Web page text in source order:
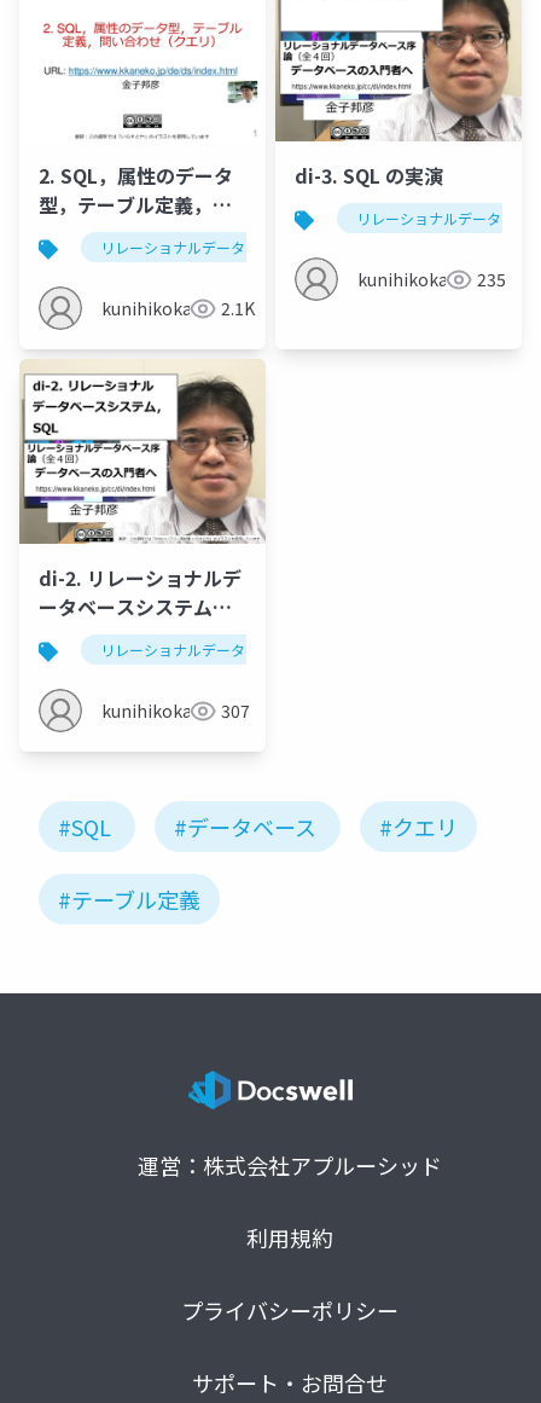
2. SQL，属性のデータ
型，テーブル定義，問
い合わせ（クエリ）
リレーショナルデータベース
kunihikokaneko2.1K
di-3. SQL の実演
リレーショナルデータベー
kunihikokaneko235
di-2. リレーショナルデ
ータベースシステム，
SQL
リレーショナルデータベース
kunihikokaneko307
#SQL #データベース #クエリ
#テーブル定義
運営：株式会社アプルーシッド
利用規約
プライバシーポリシー
サポート・お問合せ